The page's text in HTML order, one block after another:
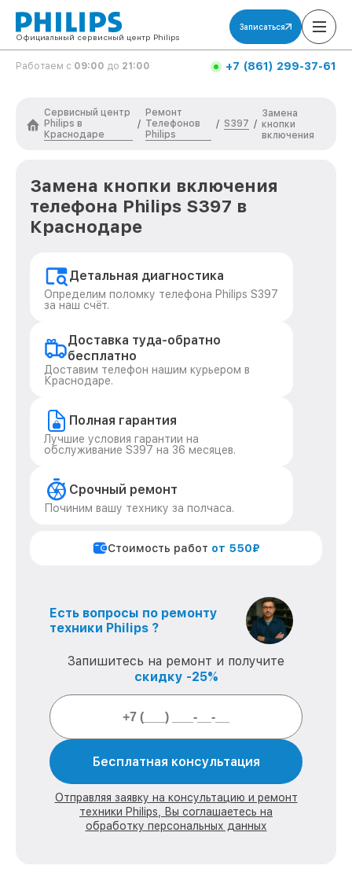
Официальный сервисный центр Philips
Записаться
Работаем с 09:00 до 21:00 +7 (861) 299-37-61
Сервисный центр
Philips в
Краснодаре
/
Ремонт
Телефонов
Philips
/ S397 /
Замена
кнопки
включения
Замена кнопки включения
телефона Philips S397 в
Краснодаре
Детальная диагностика
Определим поломку телефона Philips S397
за наш счёт.
Доставка туда-обратно
бесплатно
Доставим телефон нашим курьером в
Краснодаре.
Полная гарантия
Лучшие условия гарантии на
обслуживание S397 на 36 месяцев.
Срочный ремонт
Починим вашу технику за полчаса.
Стоимость работ от 550₽
Есть вопросы по ремонту
техники Philips ?
Запишитесь на ремонт и получите
скидку -25%
Бесплатная консультация
Отправляя заявку на консультацию и ремонт
техники Philips, Вы соглашаетесь на
обработку персональных данных